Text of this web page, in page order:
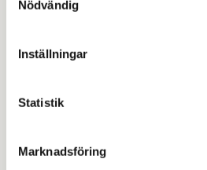
Nödvändig
Inställningar
Statistik
Marknadsföring
Tapala 286-